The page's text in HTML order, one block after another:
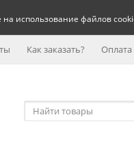
на использование файлов
Как заказать? Оплата